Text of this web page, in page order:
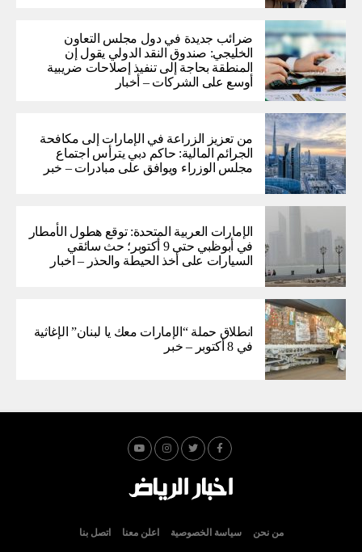
ضرائب جديدة في دول مجلس التعاون
الخليجي: صندوق النقد الدولي يقول إن
المنطقة بحاجة إلى تنفيذ إصلاحات ضريبية
أوسع على الشركات – أخبار
من تعزيز الزراعة في الإمارات إلى مكافحة
الجرائم المالية: حاكم دبي يترأس اجتماع
مجلس الوزراء ويوافق على مبادرات – خبر
الإمارات العربية المتحدة: توقع هطول الأمطار
في أبوظبي حتى 9 أكتوبر؛ حث سائقي
السيارات على أخذ الحيطة والحذر – اخبار
انطلاق حملة “الإمارات معك يا لبنان” الإغاثية
في 8 أكتوبر – خبر
من نحن سياسة الخصوصية اعلن معنا اتصل بنا